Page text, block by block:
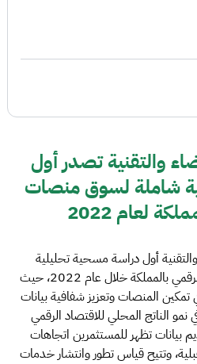
والتقنية تصدر أول
شاملة لسوق منصات
لعام 2022
أول دراسة مسحية تحليلية
شاملة لسوق منصات المحتوى الرقمي بالمملكة خلال عام 2022، حيث
تمكين المنصات وتعزيز شفافية بيانات
الناتج المحلي للاقتصاد الرقمي
بيانات تظهر للمستثمرين اتجاهات
وتتيح قياس تطور وانتشار خدمات